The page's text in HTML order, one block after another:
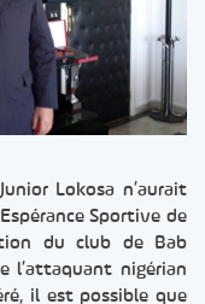
Lokosa n’aurait
Sportive de
du club de Bab
l’attaquant nigérian
il est possible que